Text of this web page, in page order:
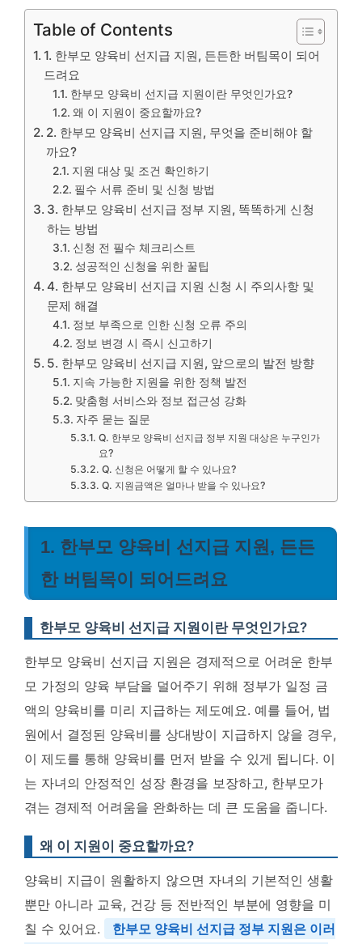
Table of Contents
1. 한부모 양육비 선지급 지원, 든든한 버팀목이 되어
드려요
한부모 양육비 선지급 지원이란 무엇인가요?
왜 이 지원이 중요할까요?
2. 한부모 양육비 선지급 지원, 무엇을 준비해야 할
까요?
지원 대상 및 조건 확인하기
필수 서류 준비 및 신청 방법
3. 한부모 양육비 선지급 정부 지원, 똑똑하게 신청
하는 방법
신청 전 필수 체크리스트
성공적인 신청을 위한 꿀팁
4. 한부모 양육비 선지급 지원 신청 시 주의사항 및
문제 해결
정보 부족으로 인한 신청 오류 주의
정보 변경 시 즉시 신고하기
5. 한부모 양육비 선지급 지원, 앞으로의 발전 방향
지속 가능한 지원을 위한 정책 발전
맞춤형 서비스와 정보 접근성 강화
자주 묻는 질문
Q. 한부모 양육비 선지급 정부 지원 대상은 누구인가
요?
Q. 신청은 어떻게 할 수 있나요?
Q. 지원금액은 얼마나 받을 수 있나요?
1. 한부모 양육비 선지급 지원, 든든
한 버팀목이 되어드려요
한부모 양육비 선지급 지원이란 무엇인가요?
한부모 양육비 선지급 지원은 경제적으로 어려운 한부
모 가정의 양육 부담을 덜어주기 위해 정부가 일정 금
액의 양육비를 미리 지급하는 제도예요. 예를 들어, 법
원에서 결정된 양육비를 상대방이 지급하지 않을 경우,
이 제도를 통해 양육비를 먼저 받을 수 있게 됩니다. 이
는 자녀의 안정적인 성장 환경을 보장하고, 한부모가
겪는 경제적 어려움을 완화하는 데 큰 도움을 줍니다.
왜 이 지원이 중요할까요?
양육비 지급이 원활하지 않으면 자녀의 기본적인 생활
뿐만 아니라 교육, 건강 등 전반적인 부분에 영향을 미
칠 수 있어요.
한부모 양육비 선지급 정부 지원은 이러